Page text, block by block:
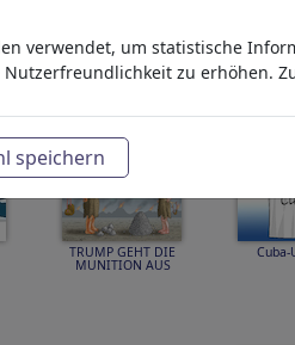
FASCHISTISCHE
RASSISTEN SINGEN
TRUMP GEHT DIE
MUNITION AUS
Cuba-
verwendet, um statistische
zu erhöhen.
speichern